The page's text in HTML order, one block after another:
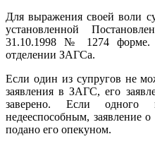
Для выражения своей воли
установленной
31.10.1998 № 1274 форме.
отделении ЗАГСа.
Если один из супругов не
заявления в ЗАГС, его
заверено. Если одного
недееспособным, заявление
подано его опекуном.